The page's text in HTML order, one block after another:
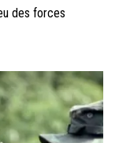
des forces